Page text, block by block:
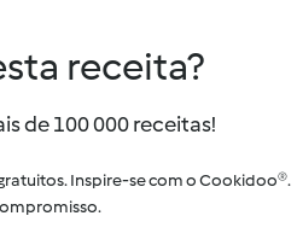
receita?
de 100 000 receitas!
Inspire-se com o Cookidoo®.